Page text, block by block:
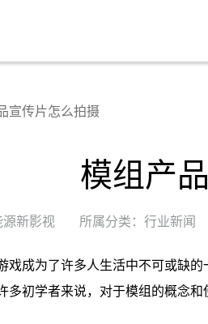
宣传片怎么拍摄
模组产
源新影视 所属分类：行业新闻
戏成为了许多人生活中不可或缺
多初学者来说，对于模组的概念